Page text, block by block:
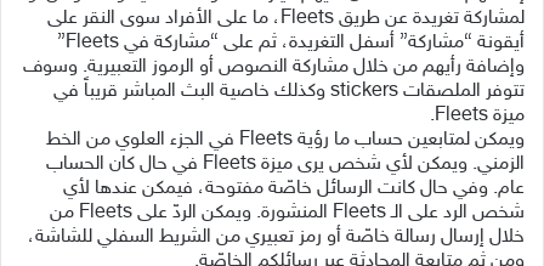
لمشاركة تغريدة عن طريق Fleets، ما على الأفراد سوى النقر على
أيقونة “مشاركة” أسفل التغريدة، ثم على “مشاركة في Fleets”
وإضافة رأيهم من خلال مشاركة النصوص أو الرموز التعبيرية. وسوف
تتوفر الملصقات stickers وكذلك خاصية البث المباشر قريباً في
ميزة Fleets.
ويمكن لمتابعين حساب ما رؤية Fleets في الجزء العلوي من الخط
الزمني. ويمكن لأي شخص يرى ميزة Fleets في حال كان الحساب
عام. وفي حال كانت الرسائل خاصّة مفتوحة، فيمكن عندها لأي
شخص الرد على الـ Fleets المنشورة. ويمكن الردّ على Fleets من
خلال إرسال رسالة خاصّة أو رمز تعبيري من الشريط السفلي للشاشة،